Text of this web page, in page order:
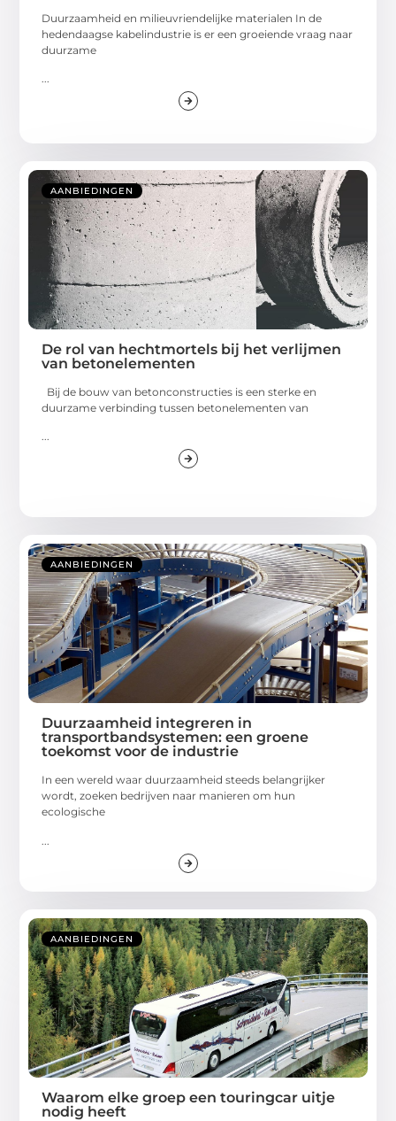
Duurzaamheid en milieuvriendelijke materialen In de
hedendaagse kabelindustrie is er een groeiende vraag naar
duurzame
AANBIEDINGEN
De rol van hechtmortels bij het verlijmen
van betonelementen
Bij de bouw van betonconstructies is een sterke en
duurzame verbinding tussen betonelementen van
...
AANBIEDINGEN
Duurzaamheid integreren in
transportbandsystemen: een groene
toekomst voor de industrie
In een wereld waar duurzaamheid steeds belangrijker
wordt, zoeken bedrijven naar manieren om hun
ecologische
AANBIEDINGEN
Waarom elke groep een touringcar uitje
nodig heeft